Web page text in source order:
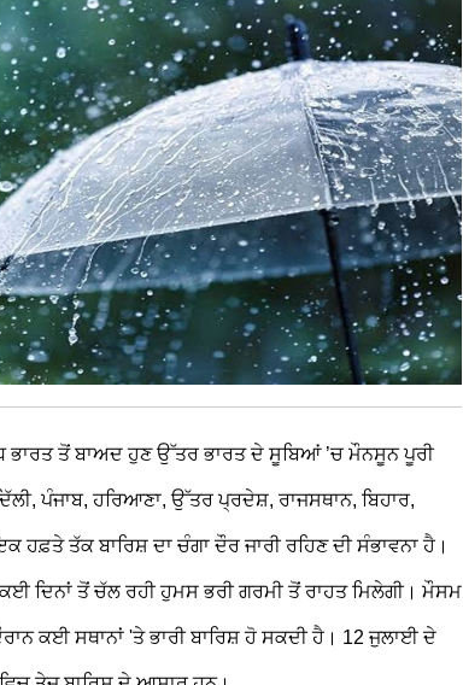
ਭਾਰਤ ਤੋਂ ਬਾਅਦ ਹੁਣ ਉੱਤਰ ਭਾਰਤ ਦੇ ਸੂਬਿਆਂ ’ਚ ਮੌਨਸੂਨ ਪੂਰੀ
ਪੰਜਾਬ, ਹਰਿਆਣਾ, ਉੱਤਰ ਪ੍ਰਦੇਸ਼, ਰਾਜਸਥਾਨ, ਬਿਹਾਰ,
ਤੱਕ ਬਾਰਿਸ਼ ਦਾ ਚੰਗਾ ਦੌਰ ਜਾਰੀ ਰਹਿਣ ਦੀ ਸੰਭਾਵਨਾ ਹੈ।
ਦਿਨਾਂ ਤੋਂ ਚੱਲ ਰਹੀ ਹੁਮਸ ਭਰੀ ਗਰਮੀ ਤੋਂ ਰਾਹਤ ਮਿਲੇਗੀ। ਮੌਸਮ
ਕਈ ਸਥਾਨਾਂ 'ਤੇ ਭਾਰੀ ਬਾਰਿਸ਼ ਹੋ ਸਕਦੀ ਹੈ। 12 ਜੁਲਾਈ ਦੇ